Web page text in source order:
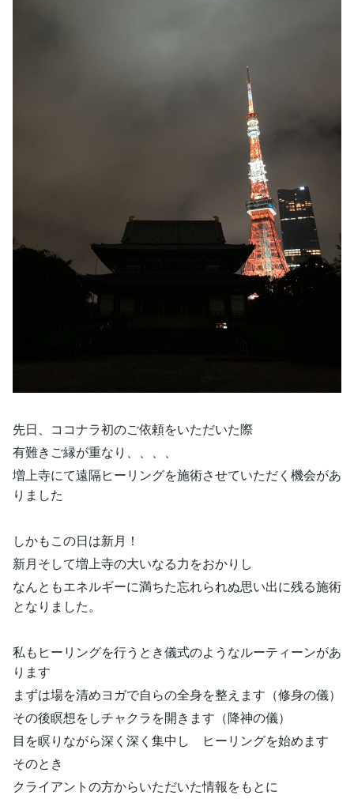
先日、ココナラ初のご依頼をいただいた際
有難きご縁が重なり、、、、
増上寺にて遠隔ヒーリングを施術させていただく機会があ
りました
しかもこの日は新月！
新月そして増上寺の大いなる力をおかりし
なんともエネルギーに満ちた忘れられぬ思い出に残る施術
となりました。
私もヒーリングを行うとき儀式のようなルーティーンがあ
ります
まずは場を清めヨガで自らの全身を整えます（修身の儀）
その後瞑想をしチャクラを開きます（降神の儀）
目を瞑りながら深く深く集中し ヒーリングを始めます
そのとき
クライアントの方からいただいた情報をもとに